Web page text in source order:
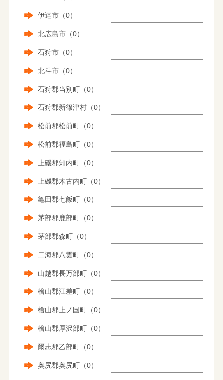
伊達市（0）
北広島市（0）
石狩市（0）
北斗市（0）
石狩郡当別町（0）
石狩郡新篠津村（0）
松前郡松前町（0）
松前郡福島町（0）
上磯郡知内町（0）
上磯郡木古内町（0）
亀田郡七飯町（0）
茅部郡鹿部町（0）
茅部郡森町（0）
二海郡八雲町（0）
山越郡長万部町（0）
檜山郡江差町（0）
檜山郡上ノ国町（0）
檜山郡厚沢部町（0）
爾志郡乙部町（0）
奥尻郡奥尻町（0）